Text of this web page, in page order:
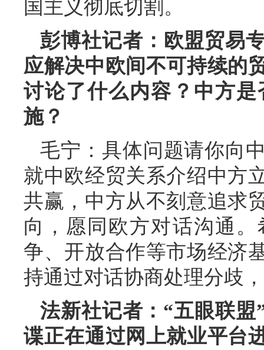
国主义彻底切割。
彭博社记者：欧盟贸易
应解决中欧间不可持续的
讨论了什么内容？中方
施？
毛宁：具体问题请你向
就中欧经贸关系介绍中方
共赢，中方从不刻意追求
向，愿同欧方对话沟通
争、开放合作等市场经济
持通过对话协商处理分歧
法新社记者：“五眼联
谍正在通过网上就业平台